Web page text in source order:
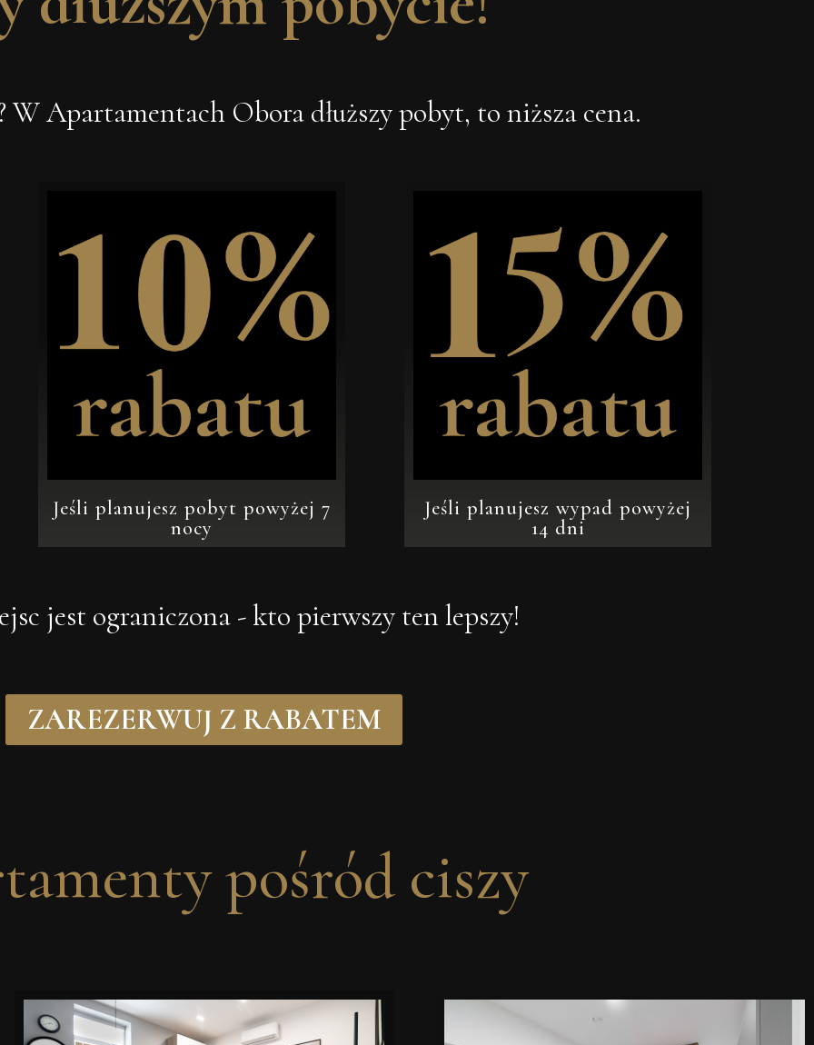
W Apartamentach Obora dłuższy pobyt, to niższa cena.
Jeśli planujesz pobyt powyżej 7
nocy
Jeśli planujesz wypad powyżej
14 dni
jest ograniczona - kto pierwszy ten lepszy!
ZAREZERWUJ Z RABATEM
pośród ciszy